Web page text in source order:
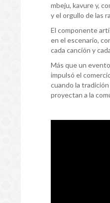
mbeju, kavure y,
y el orgullo de las
El componente
en el escenario,
cada canción y
Más que un
impulsó el
cuando la
proyectan a la